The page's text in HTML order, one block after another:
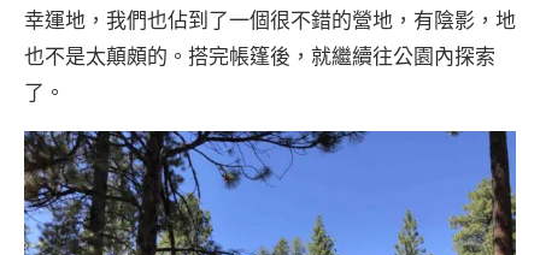
幸運地，我們也佔到了一個很不錯的營地，有陰影，地
也不是太顛頗的。搭完帳篷後，就繼續往公園內探索
了。